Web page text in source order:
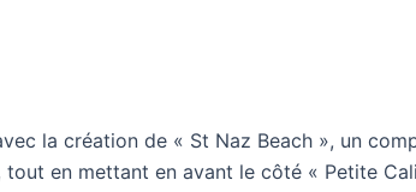
la création de « St Naz Beach », un
en mettant en avant le côté « Petite